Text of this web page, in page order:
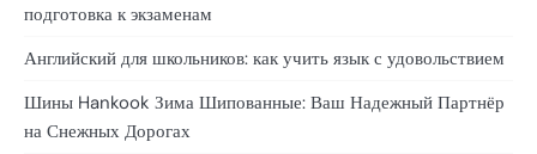
подготовка к экзаменам
Английский для школьников: как учить язык с удовольствием
Шины Hankook Зима Шипованные: Ваш Надежный Партнёр
на Снежных Дорогах